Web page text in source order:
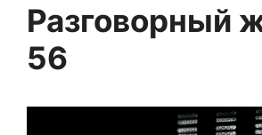
Разговорный
56